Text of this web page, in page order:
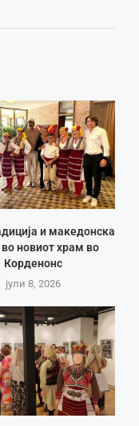
и македонска
новиот храм во
Корденонс
јули 8, 2026